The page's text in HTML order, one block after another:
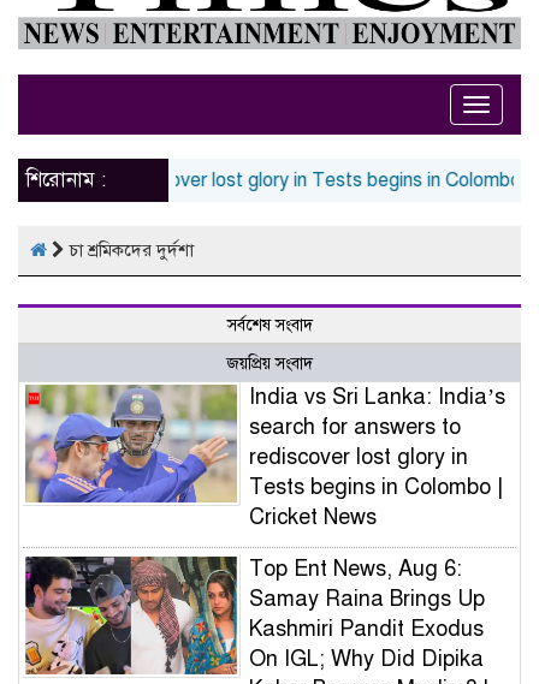
Toggle
শিরোনাম :
answers to rediscover lost glory in Tests begins in Colombo |
চা শ্রমিকদের দুর্দশা
সর্বশেষ সংবাদ
জয়প্রিয় সংবাদ
India vs Sri Lanka: India’s
search for answers to
rediscover lost glory in
Tests begins in Colombo |
Cricket News
Top Ent News, Aug 6:
Samay Raina Brings Up
Kashmiri Pandit Exodus
On IGL; Why Did Dipika